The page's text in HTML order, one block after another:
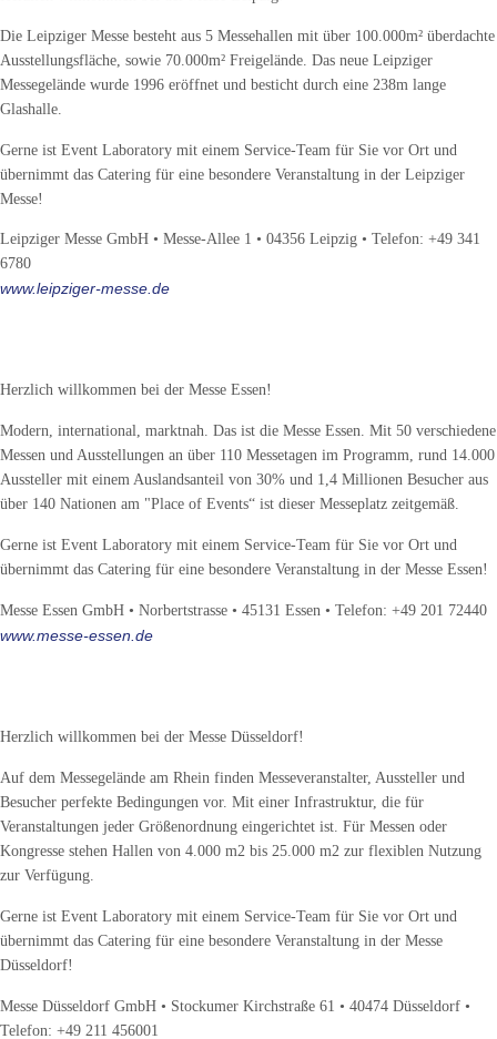
Die Leipziger Messe besteht aus 5 Messehallen mit über 100.000m² überdachte
Ausstellungsfläche, sowie 70.000m² Freigelände. Das neue Leipziger
Messegelände wurde 1996 eröffnet und besticht durch eine 238m lange
Glashalle.
Gerne ist Event Laboratory mit einem Service-Team für Sie vor Ort und
übernimmt das Catering für eine besondere Veranstaltung in der Leipziger
Messe!
Leipziger Messe GmbH • Messe-Allee 1 • 04356 Leipzig • Telefon: +49 341
6780
www.leipziger-messe.de
Herzlich willkommen bei der Messe Essen!
Modern, international, marktnah. Das ist die Messe Essen. Mit 50 verschiedene
Messen und Ausstellungen an über 110 Messetagen im Programm, rund 14.000
Aussteller mit einem Auslandsanteil von 30% und 1,4 Millionen Besucher aus
über 140 Nationen am "Place of Events“ ist dieser Messeplatz zeitgemäß.
Gerne ist Event Laboratory mit einem Service-Team für Sie vor Ort und
übernimmt das Catering für eine besondere Veranstaltung in der Messe Essen!
Messe Essen GmbH • Norbertstrasse • 45131 Essen • Telefon: +49 201 72440
www.messe-essen.de
Herzlich willkommen bei der Messe Düsseldorf!
Auf dem Messegelände am Rhein finden Messeveranstalter, Aussteller und
Besucher perfekte Bedingungen vor. Mit einer Infrastruktur, die für
Veranstaltungen jeder Größenordnung eingerichtet ist. Für Messen oder
Kongresse stehen Hallen von 4.000 m2 bis 25.000 m2 zur flexiblen Nutzung
zur Verfügung.
Gerne ist Event Laboratory mit einem Service-Team für Sie vor Ort und
übernimmt das Catering für eine besondere Veranstaltung in der Messe
Düsseldorf!
Messe Düsseldorf GmbH • Stockumer Kirchstraße 61 • 40474 Düsseldorf •
Telefon: +49 211 456001